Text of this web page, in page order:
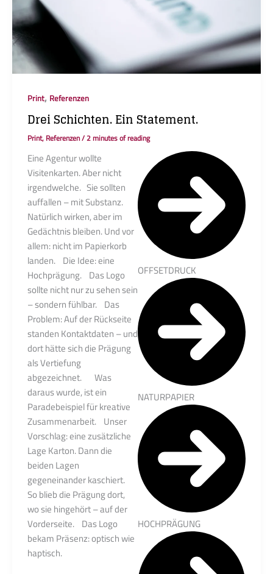
Print, Referenzen
Drei Schichten. Ein Statement.
Print, Referenzen/2 minutes of reading
Eine Agentur wollte
Visitenkarten. Aber nicht
irgendwelche. Sie sollten
auffallen – mit Substanz.
Natürlich wirken, aber im
Gedächtnis bleiben. Und vor
allem: nicht im Papierkorb
landen. Die Idee: eine
Hochprägung. Das Logo
sollte nicht nur zu sehen sein
– sondern fühlbar. Das
Problem: Auf der Rückseite
standen Kontaktdaten – und
dort hätte sich die Prägung
als Vertiefung
abgezeichnet. Was
daraus wurde, ist ein
Paradebeispiel für kreative
Zusammenarbeit. Unser
Vorschlag: eine zusätzliche
Lage Karton. Dann die
beiden Lagen
gegeneinander kaschiert.
So blieb die Prägung dort,
wo sie hingehört – auf der
Vorderseite. Das Logo
bekam Präsenz: optisch wie
haptisch.
OFFSETDRUCK
NATURPAPIER
HOCHPRÄGUNG